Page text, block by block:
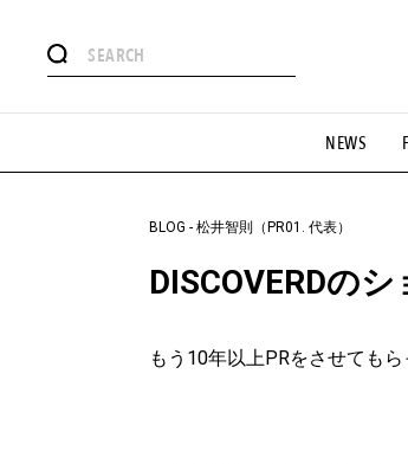
NEWS
#憧れの逸品
#HANDSOME HANDBOOK
BLOG - 松井智則（PR01. 代表）
DISCOVERDの
もう10年以上PRをさせても